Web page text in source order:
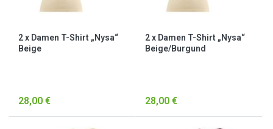
2 x Damen T-Shirt „Nysa“
Beige
28,00 €
2 x Damen T-Shirt „Nysa“
Beige/Burgund
28,00 €